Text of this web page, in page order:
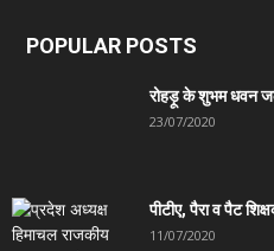
POPULAR POSTS
रोहड़ू के शुभम धवन
23/07/2020
पीटीए, पैरा व पैट
11/07/2020